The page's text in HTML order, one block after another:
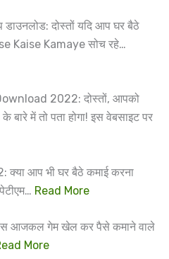
डाउनलोड: दोस्तों यदि आप घर बैठे
Kaise Kamaye सोच रहे…
2022: दोस्तों, आपको
में तो पता होगा! इस वेबसाइट पर
क्या आप भी घर बैठे कमाई करना
Read More
आजकल गेम खेल कर पैसे कमाने वाले
More